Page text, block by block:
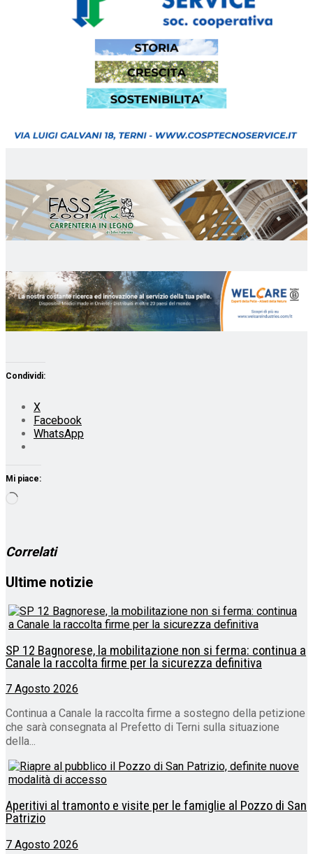
Condividi:
X
Facebook
WhatsApp
Mi piace:
Caricamento
Correlati
Ultime notizie
SP 12 Bagnorese, la mobilitazione non si ferma: continua a
Canale la raccolta firme per la sicurezza definitiva
7 Agosto 2026
Continua a Canale la raccolta firme a sostegno della petizione
che sarà consegnata al Prefetto di Terni sulla situazione
della...
Aperitivi al tramonto e visite per le famiglie al Pozzo di San
Patrizio
7 Agosto 2026